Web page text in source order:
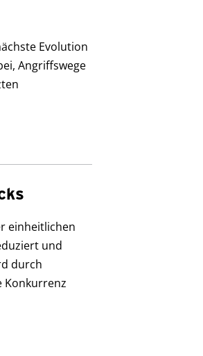
Evolution
Angriffswege
einheitlichen
und
durch
Konkurrenz